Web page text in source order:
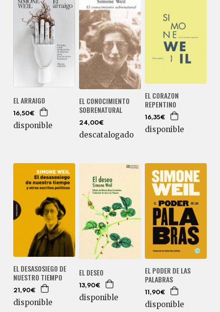
EL ARRAIGO
16,50€
disponible
EL CONOCIMIENTO
SOBRENATURAL
24,00€
descatalogado
EL CORAZON
REPENTINO
16,35€
disponible
EL DESASOSIEGO DE
NUESTRO TIEMPO
21,90€
disponible
EL DESEO
13,90€
disponible
EL PODER DE LAS
PALABRAS
11,90€
disponible